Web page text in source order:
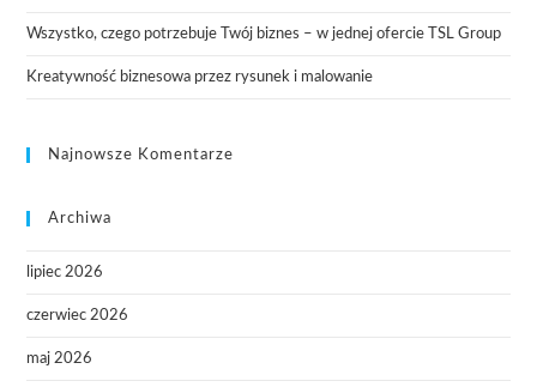
Wszystko, czego potrzebuje Twój biznes – w jednej ofercie TSL Group
Kreatywność biznesowa przez rysunek i malowanie
Najnowsze Komentarze
Archiwa
lipiec 2026
czerwiec 2026
maj 2026